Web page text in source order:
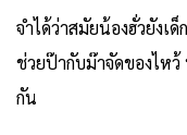
จำได้ว่าสมัยน้องฮั่วยังเ
ช่วยป๊ากับม๊าจัดของไหว้
กัน